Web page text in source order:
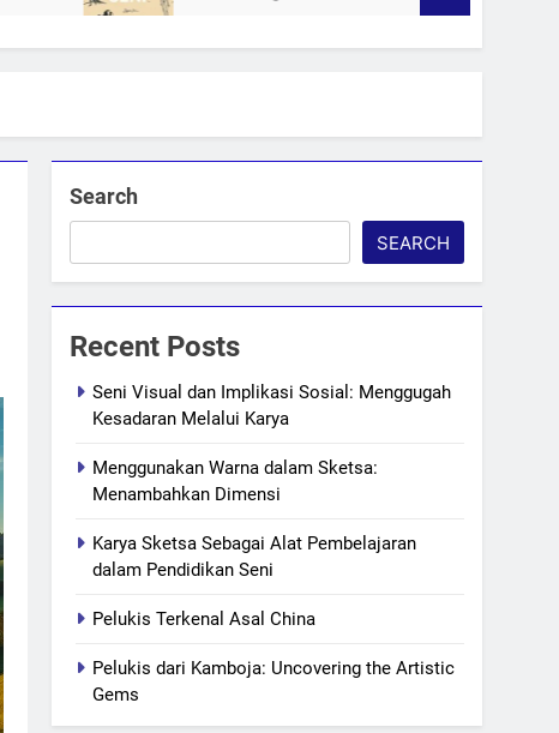
Search
SEARCH
Recent Posts
Seni Visual dan Implikasi Sosial: Menggugah
Kesadaran Melalui Karya
Menggunakan Warna dalam Sketsa:
Menambahkan Dimensi
Karya Sketsa Sebagai Alat Pembelajaran
dalam Pendidikan Seni
Pelukis Terkenal Asal China
Pelukis dari Kamboja: Uncovering the Artistic
Gems